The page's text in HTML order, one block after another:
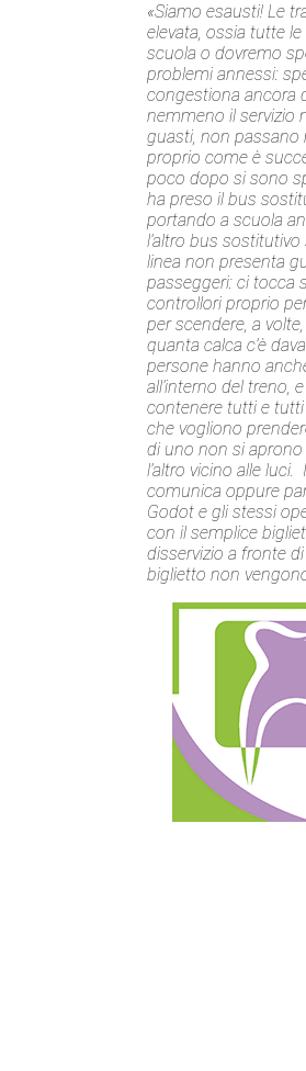
«Siamo esausti! Le
elevata, ossia tutte
scuola o dovremo
problemi annessi:
congestiona ancora
nemmeno il servizio
guasti, non
proprio come è
poco dopo si sono
ha preso il bus
portando a scuola
l’altro bus
linea non presenta
passeggeri: ci tocca
controllori proprio
per scendere, a
quanta calca c’è
persone hanno
all’interno del treno,
contenere tutti e tutti
che vogliono
di uno non si aprono
l’altro vicino alle
comunica oppure
Godot e gli stessi
con il semplice
disservizio a fronte
biglietto non